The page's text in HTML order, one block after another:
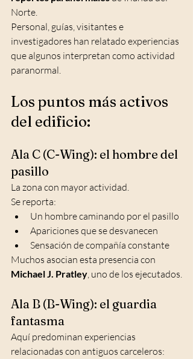
Norte.
Personal, guías, visitantes e
investigadores han relatado experiencias
que algunos interpretan como actividad
paranormal.
Los puntos más activos
del edificio:
Ala C (C-Wing): el hombre del
pasillo
La zona con mayor actividad.
Se reporta:
Un hombre caminando por el pasillo
Apariciones que se desvanecen
Sensación de compañía constante
Muchos asocian esta presencia con
Michael J. Pratley, uno de los ejecutados.
Ala B (B-Wing): el guardia
fantasma
Aquí predominan experiencias
relacionadas con antiguos carceleros: